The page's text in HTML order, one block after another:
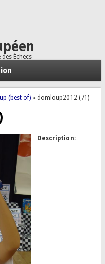
Échecs
(best of)» domloup2012 (71)
Description: